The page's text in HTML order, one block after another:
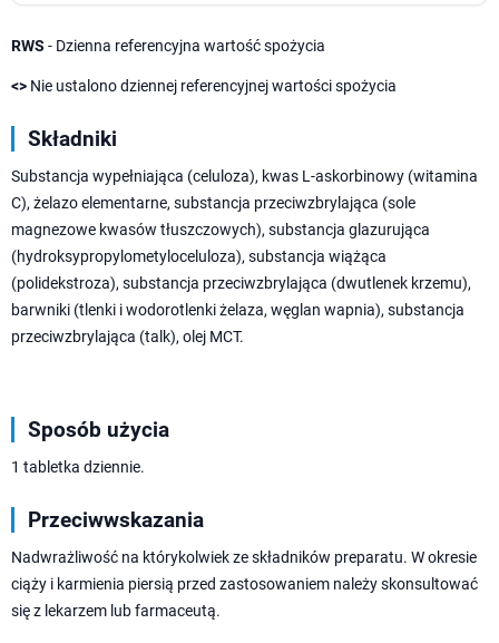
RWS - Dzienna referencyjna wartość spożycia
<> Nie ustalono dziennej referencyjnej wartości spożycia
Składniki
Substancja wypełniająca (celuloza), kwas L-askorbinowy (witamina
C), żelazo elementarne, substancja przeciwzbrylająca (sole
magnezowe kwasów tłuszczowych), substancja glazurująca
(hydroksypropylometyloceluloza), substancja wiążąca
(polidekstroza), substancja przeciwzbrylająca (dwutlenek krzemu),
barwniki (tlenki i wodorotlenki żelaza, węglan wapnia), substancja
przeciwzbrylająca (talk), olej MCT.
Sposób użycia
1 tabletka dziennie.
Przeciwwskazania
Nadwrażliwość na którykolwiek ze składników preparatu. W okresie
ciąży i karmienia piersią przed zastosowaniem należy skonsultować
się z lekarzem lub farmaceutą.